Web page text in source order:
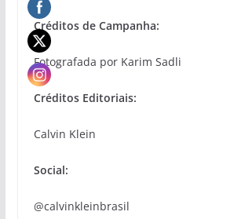
Créditos de Campanha:
Fotografada por Karim Sadli
Créditos Editoriais:
Calvin Klein
Social:
@calvinkleinbrasil